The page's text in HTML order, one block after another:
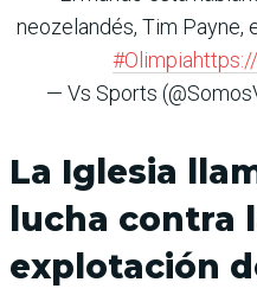
neozelandés, Tim Payne,
#Olimpia
— Vs Sports
La Iglesia
lucha contra
explotación